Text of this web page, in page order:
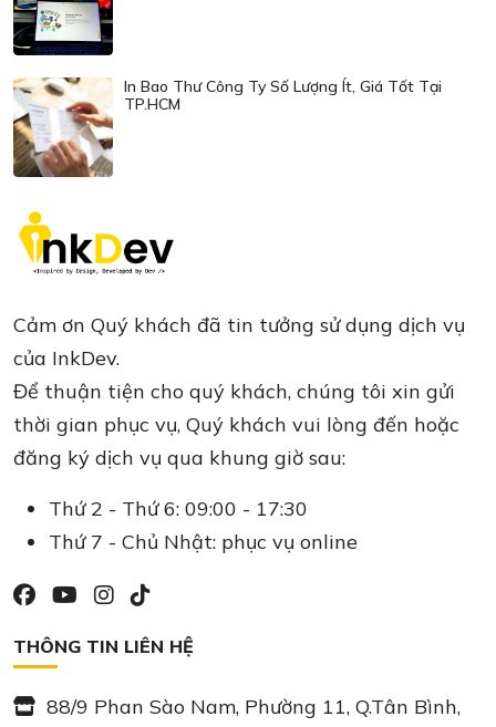
In Bao Thư Công Ty Số Lượng Ít, Giá Tốt Tại
TP.HCM
Cảm ơn Quý khách đã tin tưởng sử dụng dịch vụ
của InkDev.
Để thuận tiện cho quý khách, chúng tôi xin gửi
thời gian phục vụ, Quý khách vui lòng đến hoặc
đăng ký dịch vụ qua khung giờ sau:
Thứ 2 - Thứ 6: 09:00 - 17:30
Thứ 7 - Chủ Nhật: phục vụ online
THÔNG TIN LIÊN HỆ
88/9 Phan Sào Nam, Phường 11, Q.Tân Bình,